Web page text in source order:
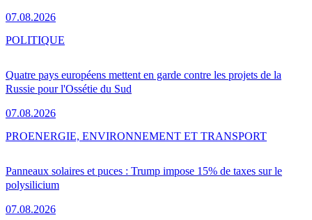
07.08.2026
Quatre pays européens mettent en garde contre les projets de la
Russie pour l'Ossétie du Sud
07.08.2026
POLITIQUE
Panneaux solaires et puces : Trump impose 15% de taxes sur le
polysilicium
07.08.2026
PROENERGIE, ENVIRONNEMENT ET TRANSPORT